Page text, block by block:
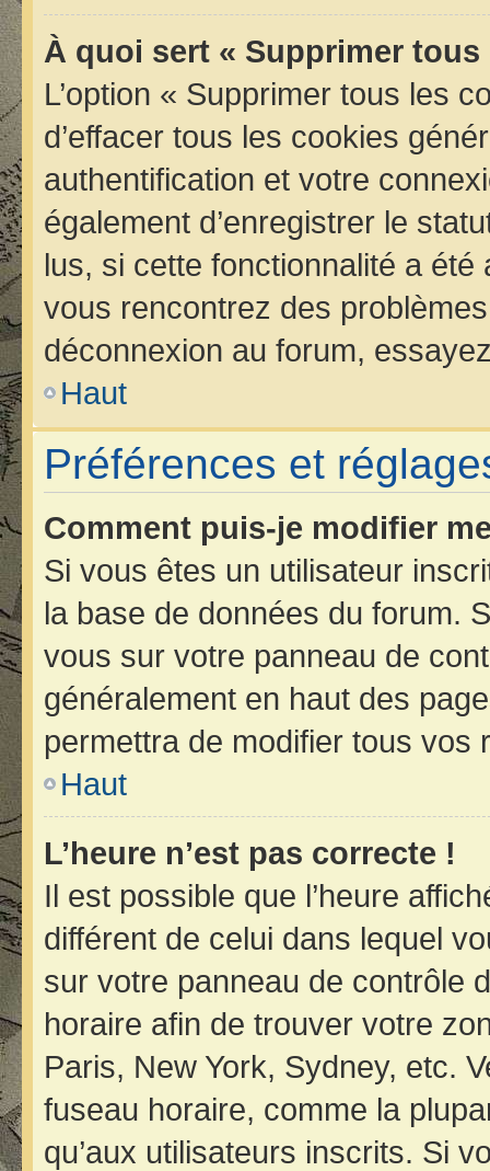
À quoi sert « Supprimer
L’option « Supprimer tous les
d’effacer tous les cookies
authentification et votre
également d’enregistrer le
lus, si cette fonctionnalité a
vous rencontrez des
déconnexion au forum,
Haut
Préférences et
Comment puis-je modifier
Si vous êtes un utilisateur
la base de données du forum.
vous sur votre panneau de
généralement en haut des
permettra de modifier tous
Haut
L’heure n’est pas correcte !
Il est possible que l’heure
différent de celui dans lequel
sur votre panneau de contrôle
horaire afin de trouver votre
Paris, New York, Sydney, etc.
fuseau horaire, comme la
qu’aux utilisateurs inscrits. Si